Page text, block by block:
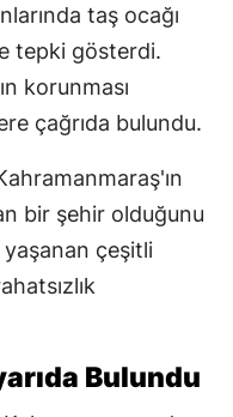
taş ocağı
tepki gösterdi.
korunması
çağrıda bulundu.
bir şehir olduğunu
çeşitli
Bulundu